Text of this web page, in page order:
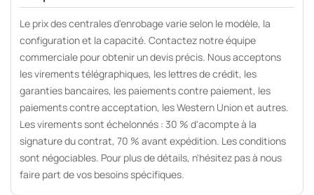
Le prix des centrales d'enrobage varie selon le modèle, la
configuration et la capacité. Contactez notre équipe
commerciale pour obtenir un devis précis. Nous acceptons
les virements télégraphiques, les lettres de crédit, les
garanties bancaires, les paiements contre paiement, les
paiements contre acceptation, les Western Union et autres.
Les virements sont échelonnés : 30 % d'acompte à la
signature du contrat, 70 % avant expédition. Les conditions
sont négociables. Pour plus de détails, n'hésitez pas à nous
faire part de vos besoins spécifiques.